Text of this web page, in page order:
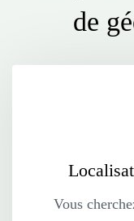
de
Vous